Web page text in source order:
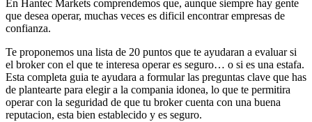
En Hantec Markets comprendemos que, aunque siempre hay gente
que desea operar, muchas veces es dificil encontrar empresas de
confianza.
Te proponemos una lista de 20 puntos que te ayudaran a evaluar si
el broker con el que te interesa operar es seguro… o si es una estafa.
Esta completa guia te ayudara a formular las preguntas clave que has
de plantearte para elegir a la compania idonea, lo que te permitira
operar con la seguridad de que tu broker cuenta con una buena
reputacion, esta bien establecido y es seguro.